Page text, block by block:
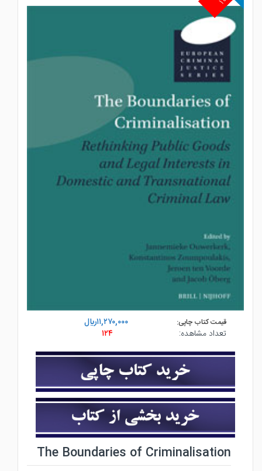
قیمت کتاب چاپی:
۱۱,۲۷۰,۰۰۰ريال
تعداد مشاهده:
۱۲۴
The Boundaries of Criminalisation